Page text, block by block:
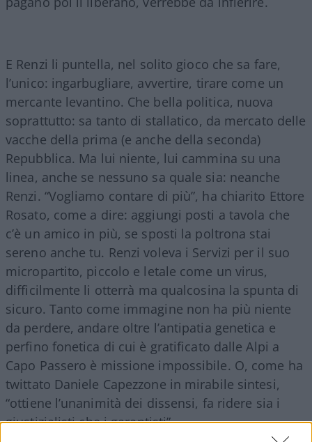
E Renzi li puntella, nel solito gioco che sa fare,
l’unico: ingarbugliare, avvertire, tirare come un
mercante levantino. Che bella politica, nuova
soprattutto: sa tanto di stallatico, da mercato delle
vacche della prima (e anche della seconda)
Repubblica. Ma lui niente, lui cammina su una
linea, anche se nessuno sa quale sia: neanche
Renzi. “Vogliamo contare di più”, ha chiarito Ettore
Rosato, come a dire: aggiungi posti a tavola che
c’è un amico in più, se sposti la poltrona stai
sereno anche tu. Renzi voleva i Servizi per il suo
micropartito, piccolo e letale come un virus,
difficilmente li otterrà ma qualcosina la spunta di
sicuro. Tanto come immagine non ha più niente
da perdere, andare oltre l’antipatia genetica e
perfino fonetica di cui è gratificato dalle Alpi a
Capo Passero è missione impossibile. O, come ha
twittato Daniele Capezzone in mirabile sintesi,
“ottiene l’unanimità dei dissensi, fa ridere sia i
giustizialisti che i garantisti”.